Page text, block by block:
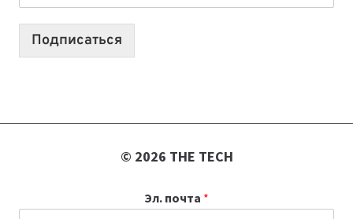
2026:
10
Подписаться
© 2026 THE TECH
Эл. почта *